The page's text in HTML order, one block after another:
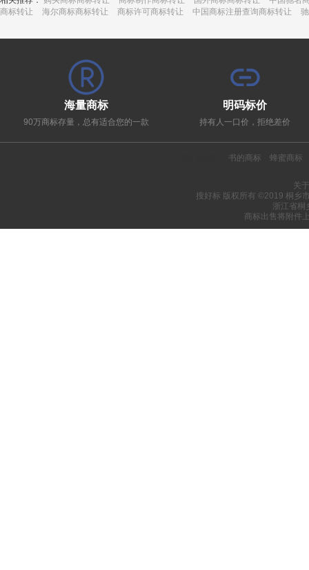
商标转让
海尔商标商标转让 商标许可商标转让 中国商标注册查询商标转让
海量商标
90万商标存量，总有适合您的一款
明码标价
持有人一口价，拒绝差价
书的商标 蜂蜜商标
关
搜好标 版权所有 ©2019 桐乡
浙江省桐
商标出售将附件